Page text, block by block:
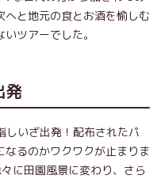
へと地元の食とお酒を愉しむ
ツアーでした。
しいざ出発！配布されたパ
るのかワクワクが止まりま
に田園風景に変わり、さら